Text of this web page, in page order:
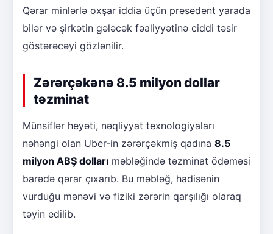
Qərar minlərlə oxşar iddia üçün presedent yarada
bilər və şirkətin gələcək fəaliyyətinə ciddi təsir
göstərəcəyi gözlənilir.
Zərərçəkənə 8.5 milyon dollar
təzminat
Münsiflər heyəti, nəqliyyat texnologiyaları
nəhəngi olan Uber-in zərərçəkmiş qadına 8.5
milyon ABŞ dolları məbləğində təzminat ödəməsi
barədə qərar çıxarıb. Bu məbləğ, hadisənin
vurduğu mənəvi və fiziki zərərin qarşılığı olaraq
təyin edilib.